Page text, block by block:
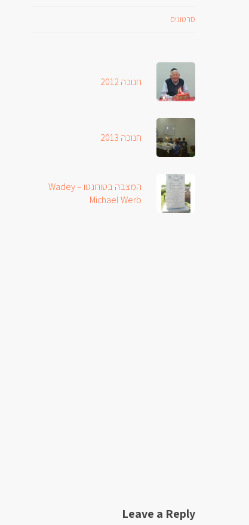
סרטונים
חנוכה 2012
חנוכה 2013
המצבה בטורונטו – Wadey
Michael Werb
Leave a Reply